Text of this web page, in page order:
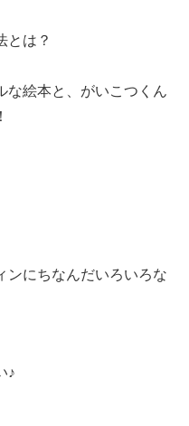
とは？
な絵本と、がいこつくん
ンにちなんだいろいろな
♪